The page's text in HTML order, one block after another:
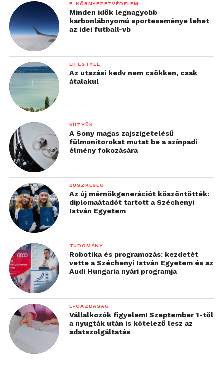
E-KÖRNYEZETVÉDELEM
Minden idők legnagyobb
karbonlábnyomú sporteseménye lehet
az idei futball-vb
LIFESTYLE
Az utazási kedv nem csökken, csak
átalakul
KÜTYÜK
A Sony magas zajszigetelésű
fülmonitorokat mutat be a színpadi
élmény fokozására
BÜSZKESÉG
Az új mérnökgenerációt köszöntötték:
diplomaátadót tartott a Széchenyi
István Egyetem
TUDOMÁNY
Robotika és programozás: kezdetét
vette a Széchenyi István Egyetem és az
Audi Hungaria nyári programja
E-GAZDASÁG
Vállalkozók figyelem! Szeptember 1-től
a nyugták után is kötelező lesz az
adatszolgáltatás